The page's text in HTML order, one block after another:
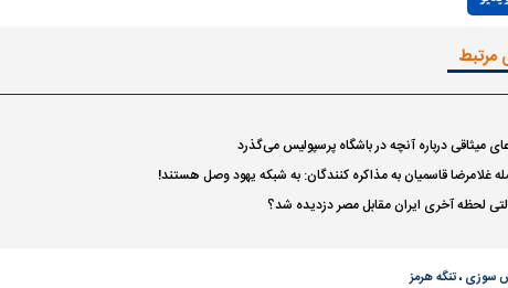
مرتبط
میثاقی درباره آنچه در باشگاه پرسپولیس می‌گذرد
غلامرضا قاسمیان به مذاکره کنندگان: به شبکه یهود وصل هستند!
لحظه آخری ایران مقابل مصر دزدیده شد؟
سوزی ،تنگه هرمز